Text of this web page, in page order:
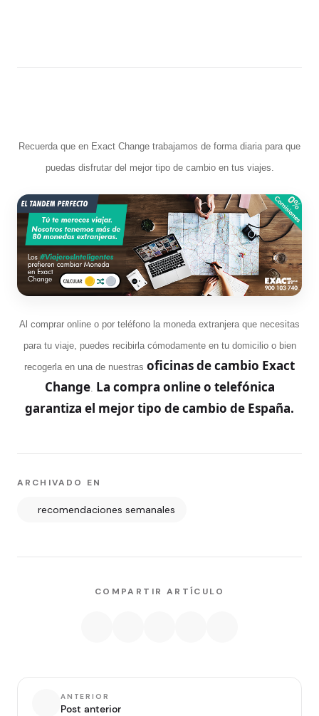
Recuerda que en Exact Change trabajamos de forma diaria para que
puedas disfrutar del mejor tipo de cambio en tus viajes.
Al comprar online o por teléfono la moneda extranjera que necesitas
para tu viaje, puedes recibirla cómodamente en tu domicilio o bien
recogerla en una de nuestras oficinas de cambio Exact
Change. La compra online o telefónica
garantiza el mejor tipo de cambio de España.
ARCHIVADO EN
recomendaciones semanales
COMPARTIR ARTÍCULO
ANTERIOR
Post anterior